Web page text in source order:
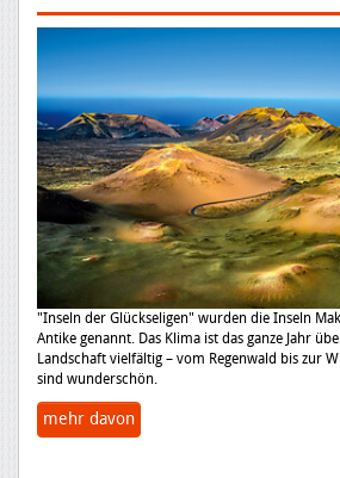
"Inseln der Glückseligen" wurden die Inseln
Antike genannt. Das Klima ist das ganze Jahr
Landschaft vielfältig – vom Regenwald bis zur
sind wunderschön.
mehr davon